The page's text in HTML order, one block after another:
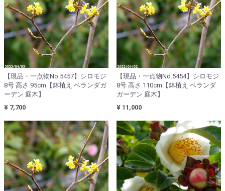
【現品・一点物No.5457】シロモジ
8号 高さ 95cm【鉢植え ベランダガ
ーデン 庭木】
¥ 7,700
【現品・一点物No.5454】シロモジ
8号 高さ 110cm【鉢植え ベランダ
ガーデン 庭木】
¥ 11,000